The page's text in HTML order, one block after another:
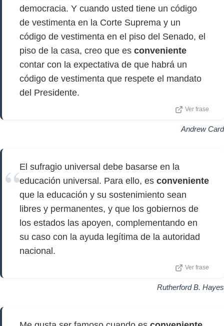
democracia. Y cuando usted tiene un código
de vestimenta en la Corte Suprema y un
código de vestimenta en el piso del Senado, el
piso de la casa, creo que es conveniente
contar con la expectativa de que habrá un
código de vestimenta que respete el mandato
del Presidente.
Ver frase
Andrew Card
El sufragio universal debe basarse en la
educación universal. Para ello, es conveniente
que la educación y su sostenimiento sean
libres y permanentes, y que los gobiernos de
los estados las apoyen, complementando en
su caso con la ayuda legítima de la autoridad
nacional.
Ver frase
Rutherford B. Hayes